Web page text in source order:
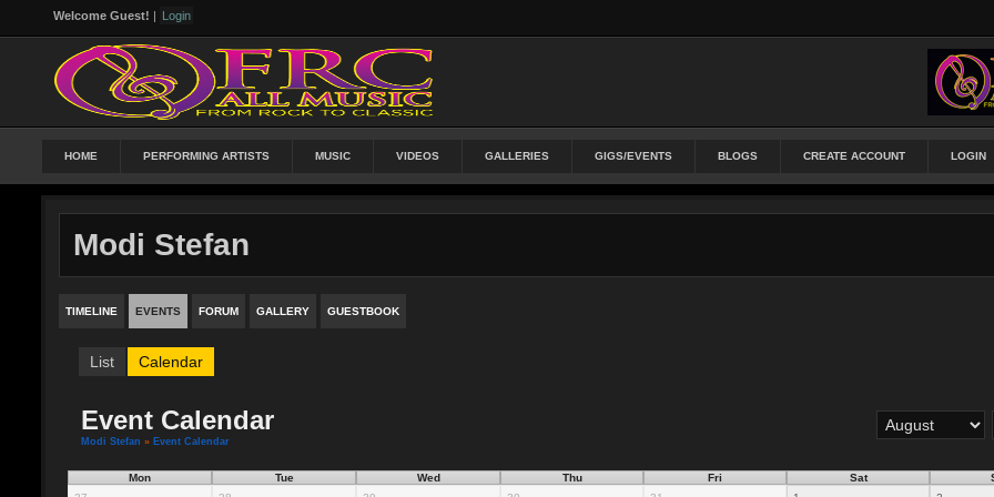
Welcome Guest! | Login
HOME PERFORMING ARTISTS MUSIC VIDEOS GALLERIES GIGS/EVENTS BLOGS CREATE ACCOUNT LOGIN
Modi Stefan
TIMELINE EVENTS FORUM GALLERY GUESTBOOK
List Calendar
Event Calendar
Modi Stefan » Event Calendar
Mon Tue Wed Thu Fri Sat